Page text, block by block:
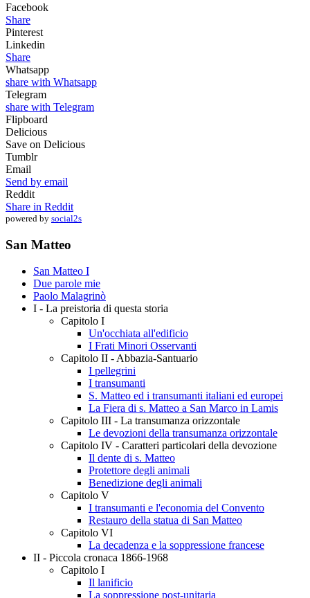
Facebook
Share
Pinterest
Linkedin
Share
Whatsapp
share with Whatsapp
Telegram
share with Telegram
Flipboard
Delicious
Save on Delicious
Tumblr
Email
Send by email
Reddit
Share in Reddit
powered by social2s
San Matteo
San Matteo I
Due parole mie
Paolo Malagrinò
I - La preistoria di questa storia
Capitolo I
Un'occhiata all'edificio
I Frati Minori Osservanti
Capitolo II - Abbazia-Santuario
I pellegrini
I transumanti
S. Matteo ed i transumanti italiani ed europei
La Fiera di s. Matteo a San Marco in Lamis
Capitolo III - La transumanza orizzontale
Le devozioni della transumanza orizzontale
Capitolo IV - Caratteri particolari della devozione
Il dente di s. Matteo
Protettore degli animali
Benedizione degli animali
Capitolo V
I transumanti e l'economia del Convento
Restauro della statua di San Matteo
Capitolo VI
La decadenza e la soppressione francese
II - Piccola cronaca 1866-1968
Capitolo I
Il lanificio
La soppressione post-unitaria